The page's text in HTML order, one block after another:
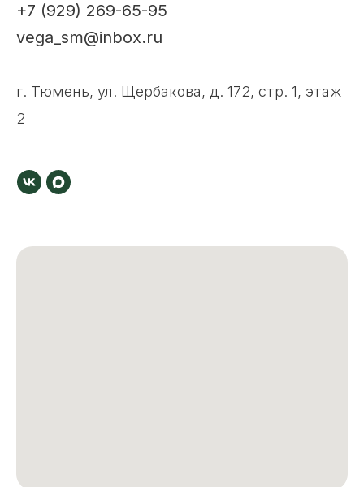
+7 (929) 269-65-95
vega_sm@inbox.ru
г. Тюмень, ул. Щербакова, д. 172, стр. 1, этаж
2